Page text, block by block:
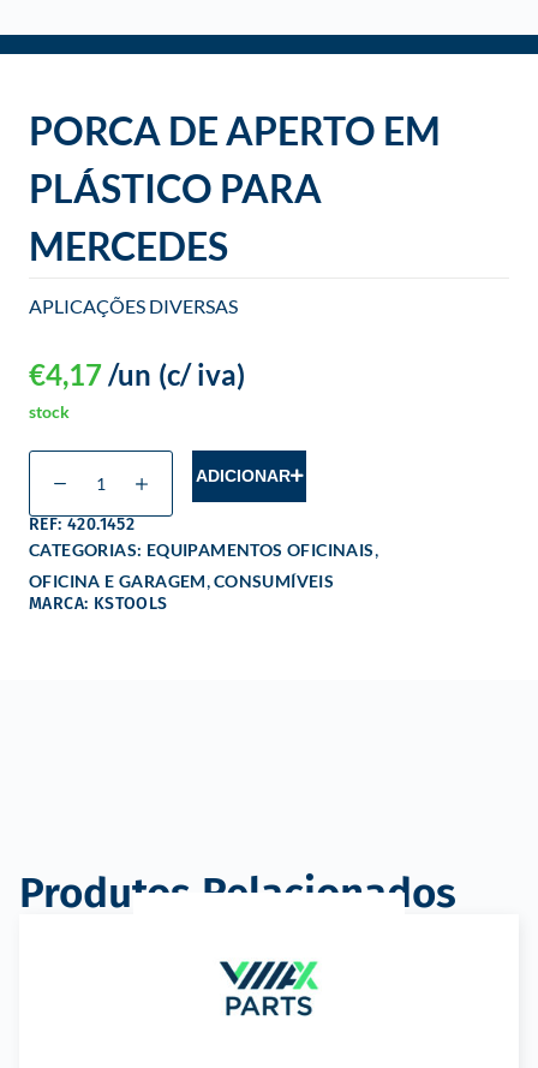
PORCA DE APERTO EM
PLÁSTICO PARA
MERCEDES
APLICAÇÕES DIVERSAS
€4,17 (c/ iva)
/un
stock
ADICIONAR
REF: 420.1452
CATEGORIAS: EQUIPAMENTOS OFICINAIS,
OFICINA E GARAGEM,CONSUMÍVEIS
MARCA: KSTOOLS
Produtos Relacionados